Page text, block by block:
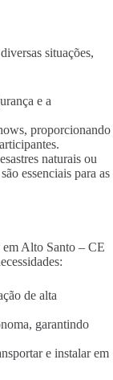
situações,
e a
proporcionando
naturais ou
essenciais para as
Alto Santo – CE
de alta
garantindo
e instalar em